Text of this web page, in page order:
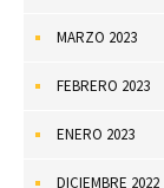
MARZO 2023
FEBRERO 2023
ENERO 2023
DICIEMBRE 2022